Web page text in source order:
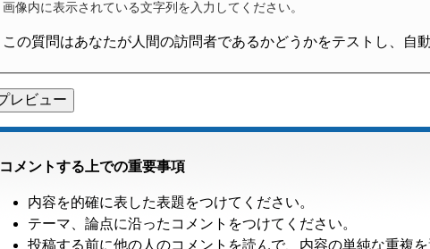
画像内に表示されている文字列を入力してください。
この質問はあなたが人間の訪問者であるかどうかをテストし、自
コメントする上での重要事項
内容を的確に表した表題をつけてください。
テーマ、論点に沿ったコメントをつけてください。
投稿する前に他の人のコメントを読んで、内容の単純な重複を